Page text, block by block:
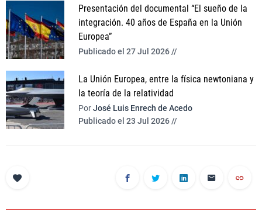
Presentación del documental “El sueño de la
integración. 40 años de España en la Unión
Europea”
Publicado el 27 Jul 2026 //
La Unión Europea, entre la física newtoniana y
la teoría de la relatividad
PorJosé Luis Enrech de Acedo
Publicado el 23 Jul 2026 //